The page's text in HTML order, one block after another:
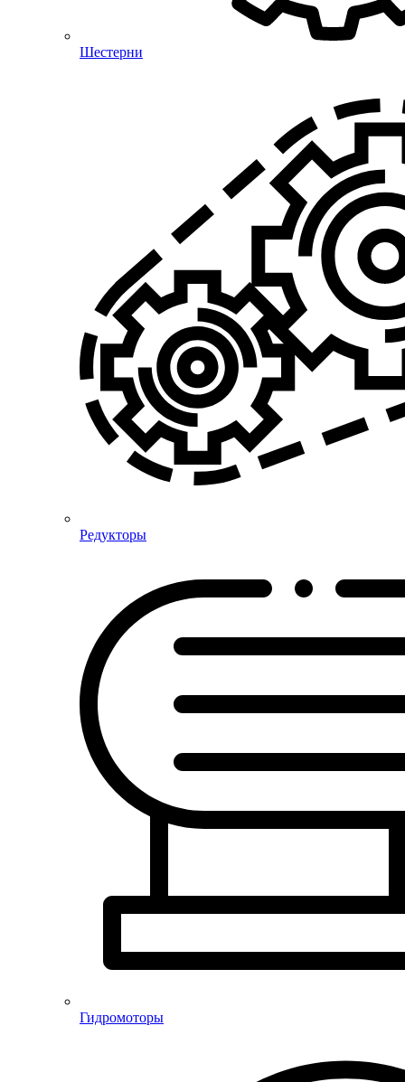
Шестерни
Редукторы
Гидромоторы